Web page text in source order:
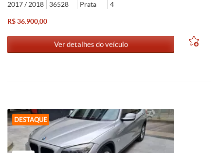
2017 / 2018 36528 Prata 4
R$ 36.900,00
Ver detalhes do veículo
DESTAQUE